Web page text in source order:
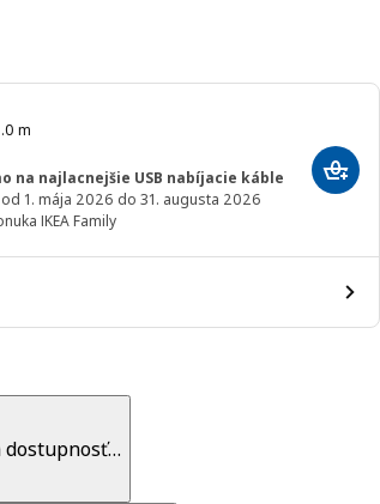
m
na najlacnejšie USB nabíjacie káble
1. mája 2026 do 31. augusta 2026
IKEA Family
dostupnosť…